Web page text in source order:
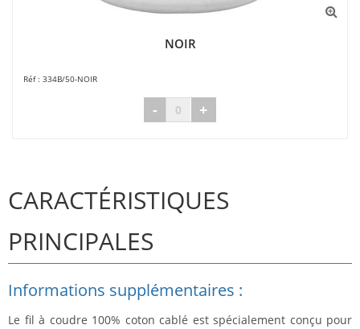
NOIR
334B/50-NOIR
- +
CARACTÉRISTIQUES
PRINCIPALES
Informations supplémentaires :
Le fil à coudre 100% coton cablé est spécialement conçu pour